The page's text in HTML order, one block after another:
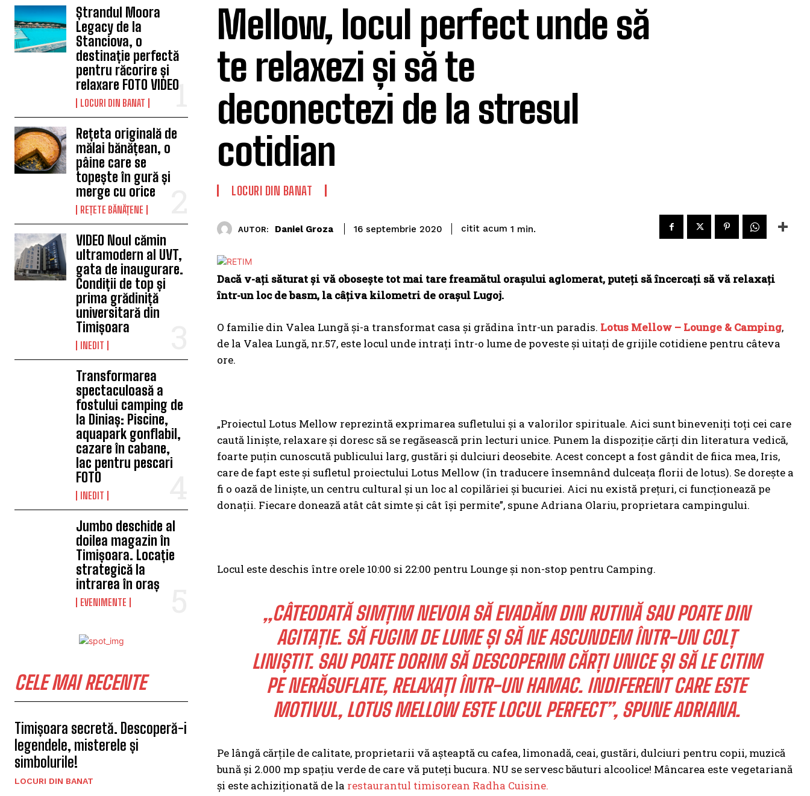
Ștrandul Moora
Legacy de la
Stanciova, o
destinație perfectă
pentru răcorire și
relaxare FOTO VIDEO
LOCURI DIN BANAT
Rețeta originală de
mălai bănățean, o
pâine care se
topește în gură și
merge cu orice
REȚETE BĂNĂȚENE
VIDEO Noul cămin
ultramodern al UVT,
gata de inaugurare.
Condiții de top și
prima grădiniță
universitară din
Timișoara
INEDIT
Transformarea
spectaculoasă a
fostului camping de
la Diniaș: Piscine,
aquapark gonflabil,
cazare în cabane,
lac pentru pescari
FOTO
INEDIT
Jumbo deschide al
doilea magazin în
Timișoara. Locație
strategică la
intrarea în oraș
EVENIMENTE
CELE MAI RECENTE
Timișoara secretă. Descoperă-i
legendele, misterele și
simbolurile!
LOCURI DIN BANAT
Mellow, locul perfect unde să
te relaxezi și să te
deconectezi de la stresul
cotidian
LOCURI DIN BANAT
AUTOR: Daniel Groza 16 septembrie 2020 citit acum 1 min.
Dacă v-ați săturat și vă obosește tot mai tare freamătul orașului aglomerat, puteți să încercați să vă relaxați
într-un loc de basm, la câțiva kilometri de orașul Lugoj.
O familie din Valea Lungă și-a transformat casa și grădina într-un paradis. Lotus Mellow – Lounge & Camping,
de la Valea Lungă, nr.57, este locul unde intrați într-o lume de poveste și uitați de grijile cotidiene pentru câteva
ore.
„Proiectul Lotus Mellow reprezintă exprimarea sufletului și a valorilor spirituale. Aici sunt bineveniți toți cei care
caută liniște, relaxare și doresc să se regăsească prin lecturi unice. Punem la dispoziție cărți din literatura vedică,
foarte puțin cunoscută publicului larg, gustări și dulciuri deosebite. Acest concept a fost gândit de fiica mea, Iris,
care de fapt este și sufletul proiectului Lotus Mellow (în traducere însemnând dulceața florii de lotus). Se dorește a
fi o oază de liniște, un centru cultural și un loc al copilăriei și bucuriei. Aici nu există prețuri, ci funcționează pe
donații. Fiecare donează atât cât simte și cât își permite”, spune Adriana Olariu, proprietara campingului.
Locul este deschis între orele 10:00 si 22:00 pentru Lounge și non-stop pentru Camping.
„CÂTEODATĂ SIMȚIM NEVOIA SĂ EVADĂM DIN RUTINĂ SAU POATE DIN
AGITAȚIE. SĂ FUGIM DE LUME ȘI SĂ NE ASCUNDEM ÎNTR-UN COLȚ
LINIȘTIT. SAU POATE DORIM SĂ DESCOPERIM CĂRȚI UNICE ȘI SĂ LE CITIM
PE NERĂSUFLATE, RELAXAȚI ÎNTR-UN HAMAC. INDIFERENT CARE ESTE
MOTIVUL, LOTUS MELLOW ESTE LOCUL PERFECT”, SPUNE ADRIANA.
Pe lângă cărțile de calitate, proprietarii vă așteaptă cu cafea, limonadă, ceai, gustări, dulciuri pentru copii, muzică
bună și 2.000 mp spațiu verde de care vă puteți bucura. NU se servesc băuturi alcoolice! Mâncarea este vegetariană
și este achiziționată de la restaurantul timisorean Radha Cuisine.